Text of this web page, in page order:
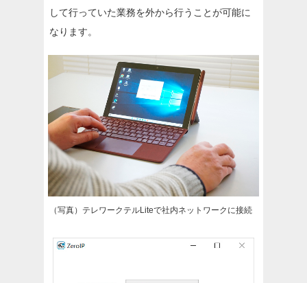
して行っていた業務を外から行うことが可能に
なります。
（写真）テレワークテルLiteで社内ネットワークに接続